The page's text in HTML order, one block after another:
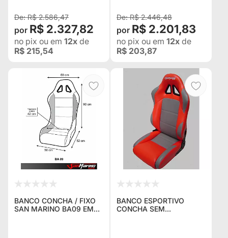
R$ 2.586,47
R$ 2.327,82
no pix ou em 12x de
R$ 215,54
R$ 2.446,48
R$ 2.201,83
no pix ou em 12x de
R$ 203,87
BANCO CONCHA / FIXO
SAN MARINO BA09 EM
BANCO ESPORTIVO
CONCHA SEM